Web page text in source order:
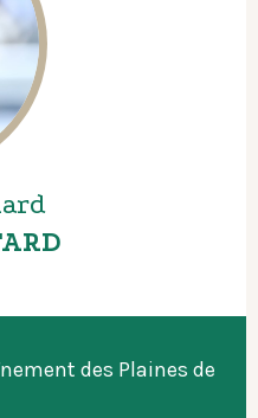
des Plaines de